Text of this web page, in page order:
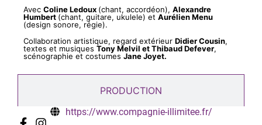
PRODUCTION
Avec Coline Ledoux (chant, accordéon), Alexandre
Humbert (chant, guitare, ukulele) et Aurélien Menu
(design sonore, régie).
Collaboration artistique, regard extérieur Didier Cousin,
textes et musiques Tony Melvil et Thibaud Defever,
scénographie et costumes Jane Joyet.
https://www.compagnie-illimitee.fr/